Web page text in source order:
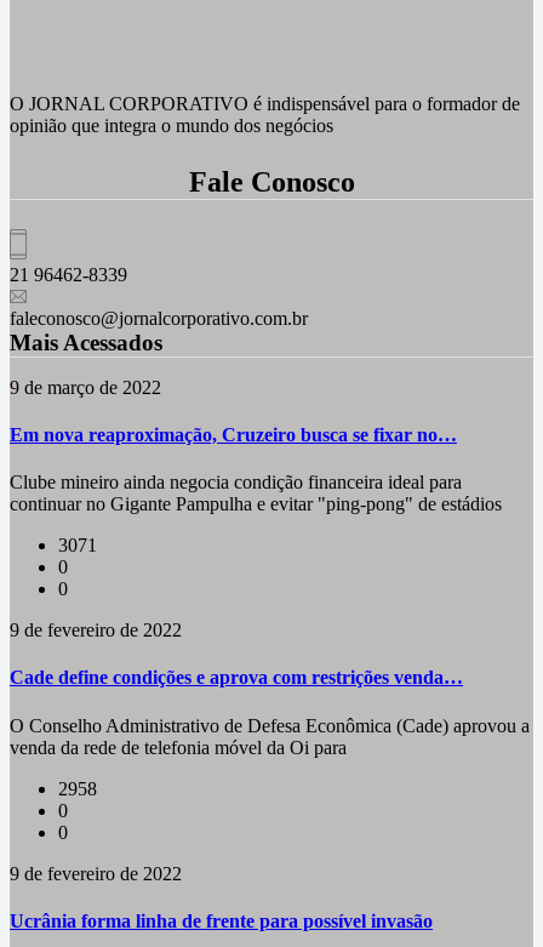
O JORNAL CORPORATIVO é indispensável para o formador de
opinião que integra o mundo dos negócios
Fale Conosco
21 96462-8339
faleconosco@jornalcorporativo.com.br
Mais Acessados
9 de março de 2022
Em nova reaproximação, Cruzeiro busca se fixar no…
Clube mineiro ainda negocia condição financeira ideal para
continuar no Gigante Pampulha e evitar "ping-pong" de estádios
3071
0
0
9 de fevereiro de 2022
Cade define condições e aprova com restrições venda…
O Conselho Administrativo de Defesa Econômica (Cade) aprovou a
venda da rede de telefonia móvel da Oi para
2958
0
0
9 de fevereiro de 2022
Ucrânia forma linha de frente para possível invasão